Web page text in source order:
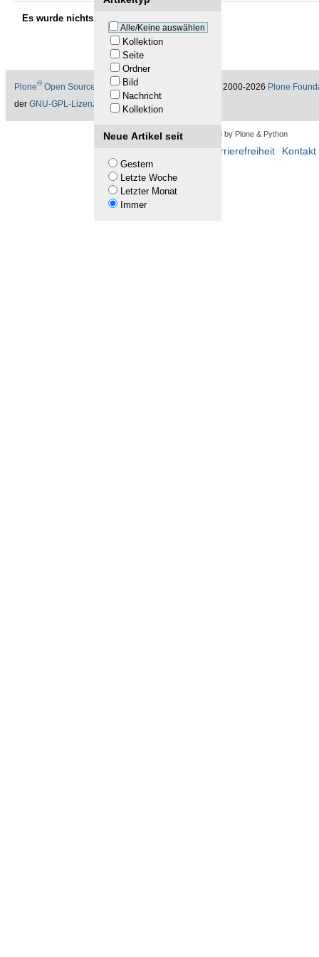
Alle/Keine auswählen
Kollektion
Seite
Ordner
Bild
Nachricht
Kollektion
Neue Artikel seit
Gestern
Letzte Woche
Letzter Monat
Immer
Es wurde nichts gefunden.
Plone®Open Source Content Management System 2000-2026 Plone
der GNU-GPL-Lizenz
Powered by Plone & Python
Barrierefreiheit Kontakt